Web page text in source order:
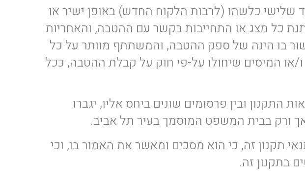
כלשהו (לרבות הלקוח החדש) באופן ישיר או
כל מצג או התחייבות בקשר עם ההטבה, והאחריות
בו הינה של ספק ההטבה, והמשתתף מוותר על כל
המיסים שיחולו על-פי חוק על קבלת ההטבה, ככל
התקנון ובין פרסומים שונים ביחס אליו, יגברו
ורק בבית המשפט המוסמך בעיר תל אביב.
זה, כי הוא מסכים ומאשר את האמור בו, וכי
בתקנון זה.